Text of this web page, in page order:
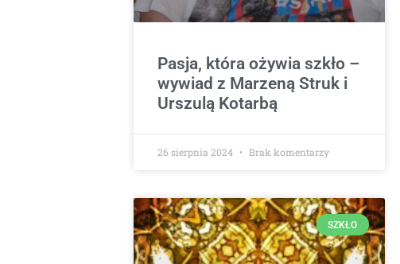
Pasja, która ożywia szkło –
wywiad z Marzeną Struk i
Urszulą Kotarbą
26 sierpnia 2024 Brak komentarzy
SZKŁO